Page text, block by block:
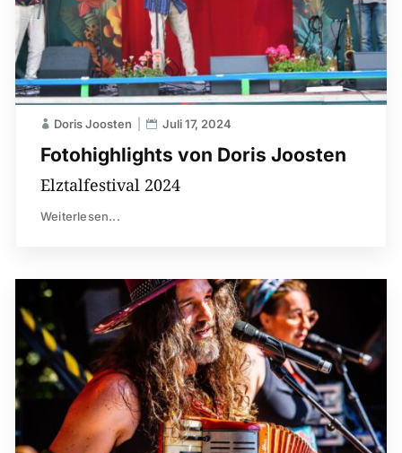
Fotohighlights von Doris Joosten
Doris Joosten Juli 17, 2024
Elztalfestival 2024
Weiterlesen...